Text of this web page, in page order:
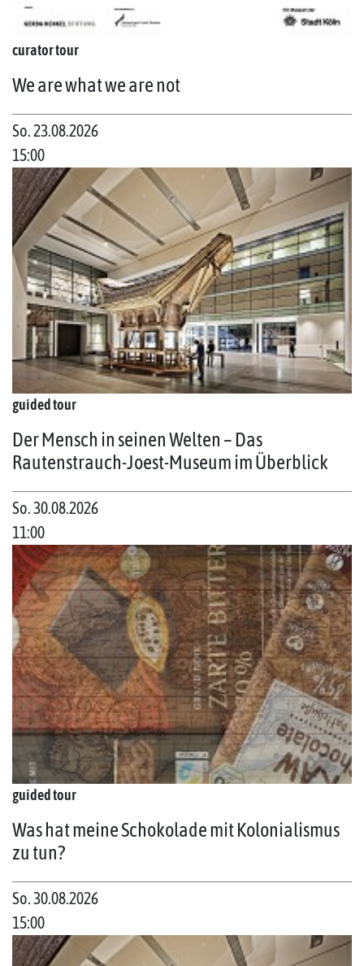
curator tour
We are what we are not
So. 23.08.2026
15:00
guided tour
Der Mensch in seinen Welten – Das
Rautenstrauch-Joest-Museum im Überblick
So. 30.08.2026
11:00
guided tour
Was hat meine Schokolade mit Kolonialismus
zu tun?
So. 30.08.2026
15:00